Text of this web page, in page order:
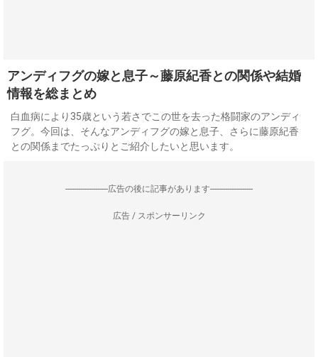
アンディフグの嫁と息子～藤原紀香との関係や結婚
情報を総まとめ
白血病により35歳という若さでこの世を去った格闘家のアンディ
フグ。今回は、そんなアンディフグの嫁と息子、さらに藤原紀香
との関係までたっぷりとご紹介したいと思います。
--------------------広告の後に記事があります--------------------
広告 / スポンサーリンク